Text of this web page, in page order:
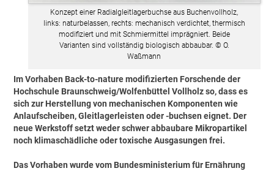
Konzept einer Radialgleitlagerbuchse aus Buchenvollholz,
links: naturbelassen, rechts: mechanisch verdichtet, thermisch
modifiziert und mit Schmiermittel imprägniert. Beide
Varianten sind vollständig biologisch abbaubar. © O.
Waßmann
Im Vorhaben Back-to-nature modifizierten Forschende der
Hochschule Braunschweig/Wolfenbüttel Vollholz so, dass es
sich zur Herstellung von mechanischen Komponenten wie
Anlaufscheiben, Gleitlagerleisten oder -buchsen eignet. Der
neue Werkstoff setzt weder schwer abbaubare Mikropartikel
noch klimaschädliche oder toxische Ausgasungen frei.
Das Vorhaben wurde vom Bundesministerium für Ernährung